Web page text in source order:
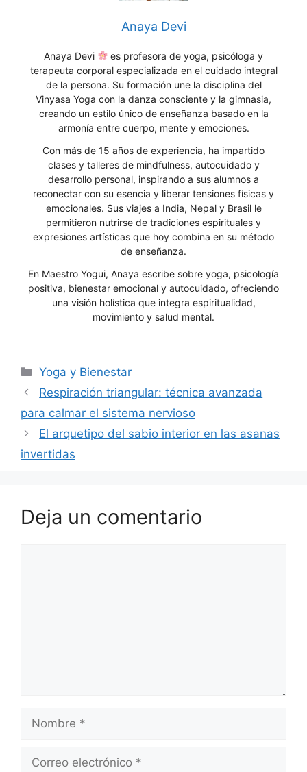
Anaya Devi
Anaya Devi
es profesora de yoga, psicóloga y
terapeuta corporal especializada en el cuidado integral
de la persona. Su formación une la disciplina del
Vinyasa Yoga con la danza consciente y la gimnasia,
creando un estilo único de enseñanza basado en la
armonía entre cuerpo, mente y emociones.
Con más de 15 años de experiencia, ha impartido
clases y talleres de mindfulness, autocuidado y
desarrollo personal, inspirando a sus alumnos a
reconectar con su esencia y liberar tensiones físicas y
emocionales. Sus viajes a India, Nepal y Brasil le
permitieron nutrirse de tradiciones espirituales y
expresiones artísticas que hoy combina en su método
de enseñanza.
En Maestro Yogui, Anaya escribe sobre yoga, psicología
positiva, bienestar emocional y autocuidado, ofreciendo
una visión holística que integra espiritualidad,
movimiento y salud mental.
Categorías
Yoga y Bienestar
Respiración triangular: técnica avanzada
para calmar el sistema nervioso
El arquetipo del sabio interior en las asanas
invertidas
Deja un comentario